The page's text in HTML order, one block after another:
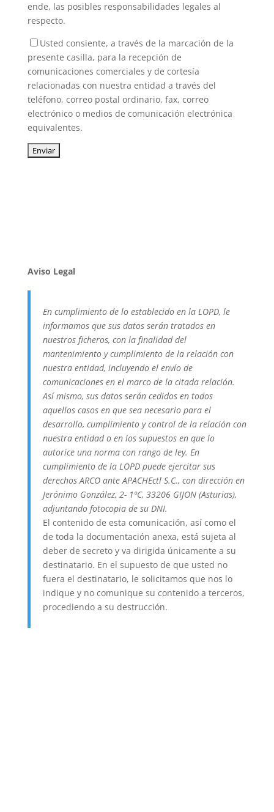
ende, las posibles responsabilidades legales al
respecto.
Usted consiente, a través de la marcación de la
presente casilla, para la recepción de
comunicaciones comerciales y de cortesía
relacionadas con nuestra entidad a través del
teléfono, correo postal ordinario, fax, correo
electrónico o medios de comunicación electrónica
equivalentes.
Aviso Legal
En cumplimiento de lo establecido en la LOPD, le
informamos que sus datos serán tratados en
nuestros ficheros, con la finalidad del
mantenimiento y cumplimiento de la relación con
nuestra entidad, incluyendo el envío de
comunicaciones en el marco de la citada relación.
Así mismo, sus datos serán cedidos en todos
aquellos casos en que sea necesario para el
desarrollo, cumplimiento y control de la relación con
nuestra entidad o en los supuestos en que lo
autorice una norma con rango de ley. En
cumplimiento de la LOPD puede ejercitar sus
derechos ARCO ante APACHEctl S.C., con dirección en
Jerónimo González, 2- 1ºC, 33206 GIJON (Asturias),
adjuntando fotocopia de su DNI.
El contenido de esta comunicación, así como el
de toda la documentación anexa, está sujeta al
deber de secreto y va dirigida únicamente a su
destinatario. En el supuesto de que usted no
fuera el destinatario, le solicitamos que nos lo
indique y no comunique su contenido a terceros,
procediendo a su destrucción.